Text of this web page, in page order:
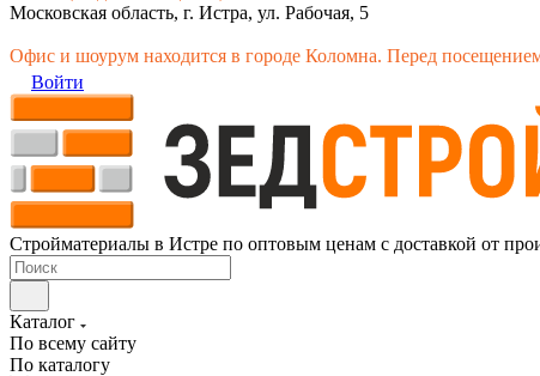
Московская область, г. Истра, ул. Рабочая, 5
Офис и шоурум находится в городе Коломна. Перед
Войти
Стройматериалы в Истре по оптовым ценам с доставкой от
Каталог
По всему сайту
По каталогу